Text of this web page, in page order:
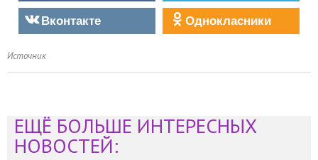
Вконтакте
Однокласники
Источник
ЕЩЁ БОЛЬШЕ ИНТЕРЕСНЫХ
НОВОСТЕЙ: